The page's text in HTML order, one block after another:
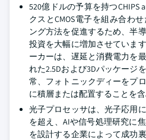
520億ドルの予算を持つCHIPS
クスとCMOS電子を組み合わ
ング方法を促進するため、半
投資を大幅に増加させていま
ーカーは、遅延と消費電力を
れた2.5Dおよび3Dパッケージ
常、フォトニックディーをプ
に積層または配置することを含
光子プロセッサは、光子応用
を超え、AIや信号処理研究に
を設計する企業によって成功